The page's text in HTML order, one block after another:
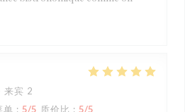
宾 2
单 : 5/5 质价比 : 5/5